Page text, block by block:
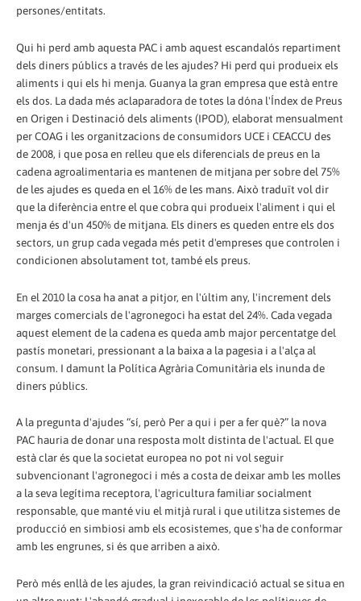
persones/entitats.
Qui hi perd amb aquesta PAC i amb aquest escandalós repartiment
dels diners públics a través de les ajudes? Hi perd qui produeix els
aliments i qui els hi menja. Guanya la gran empresa que està entre
els dos. La dada més aclaparadora de totes la dóna l'Índex de Preus
en Origen i Destinació dels aliments (IPOD), elaborat mensualment
per COAG i les organitzacions de consumidors UCE i CEACCU des
de 2008, i que posa en relleu que els diferencials de preus en la
cadena agroalimentaria es mantenen de mitjana per sobre del 75%
de les ajudes es queda en el 16% de les mans. Això traduït vol dir
que la diferència entre el que cobra qui produeix l'aliment i qui el
menja és d'un 450% de mitjana. Els diners es queden entre els dos
sectors, un grup cada vegada més petit d'empreses que controlen i
condicionen absolutament tot, també els preus.
En el 2010 la cosa ha anat a pitjor, en l'últim any, l'increment dels
marges comercials de l'agronegoci ha estat del 24%. Cada vegada
aquest element de la cadena es queda amb major percentatge del
pastís monetari, pressionant a la baixa a la pagesia i a l'alça al
consum. I damunt la Política Agrària Comunitària els inunda de
diners públics.
A la pregunta d'ajudes “sí, però Per a qui i per a fer què?” la nova
PAC hauria de donar una resposta molt distinta de l'actual. El que
està clar és que la societat europea no pot ni vol seguir
subvencionant l'agronegoci i més a costa de deixar amb les molles
a la seva legítima receptora, l'agricultura familiar socialment
responsable, que manté viu el mitjà rural i que utilitza sistemes de
producció en simbiosi amb els ecosistemes, que s'ha de conformar
amb les engrunes, si és que arriben a això.
Però més enllà de les ajudes, la gran reivindicació actual se situa en